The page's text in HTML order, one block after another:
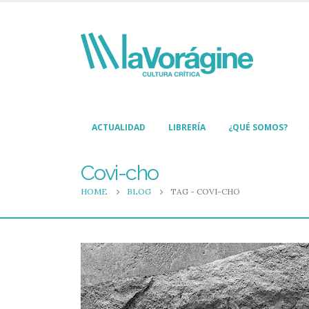
ACTUALIDAD LIBRERÍA ¿QUÉ SOMOS?
Covi-cho
HOME BLOG TAG - COVI-CHO